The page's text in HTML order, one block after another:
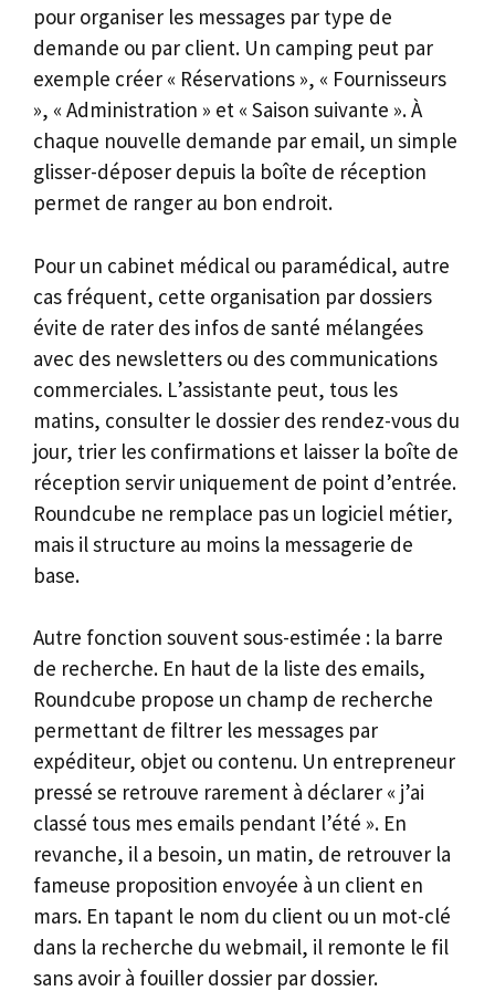
pour organiser les messages par type de
demande ou par client. Un camping peut par
exemple créer « Réservations », « Fournisseurs
», « Administration » et « Saison suivante ». À
chaque nouvelle demande par email, un simple
glisser-déposer depuis la boîte de réception
permet de ranger au bon endroit.
Pour un cabinet médical ou paramédical, autre
cas fréquent, cette organisation par dossiers
évite de rater des infos de santé mélangées
avec des newsletters ou des communications
commerciales. L’assistante peut, tous les
matins, consulter le dossier des rendez-vous du
jour, trier les confirmations et laisser la boîte de
réception servir uniquement de point d’entrée.
Roundcube ne remplace pas un logiciel métier,
mais il structure au moins la messagerie de
base.
Autre fonction souvent sous-estimée : la barre
de recherche. En haut de la liste des emails,
Roundcube propose un champ de recherche
permettant de filtrer les messages par
expéditeur, objet ou contenu. Un entrepreneur
pressé se retrouve rarement à déclarer « j’ai
classé tous mes emails pendant l’été ». En
revanche, il a besoin, un matin, de retrouver la
fameuse proposition envoyée à un client en
mars. En tapant le nom du client ou un mot-clé
dans la recherche du webmail, il remonte le fil
sans avoir à fouiller dossier par dossier.